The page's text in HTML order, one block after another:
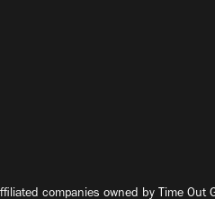
companies owned by Time Out